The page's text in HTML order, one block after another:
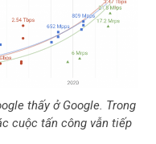
thấy ở Google. Trong
cuộc tấn công vẫn tiếp